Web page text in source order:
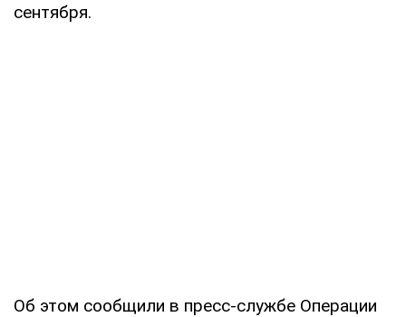
сентября.
Об этом сообщили в пресс-службе Операции